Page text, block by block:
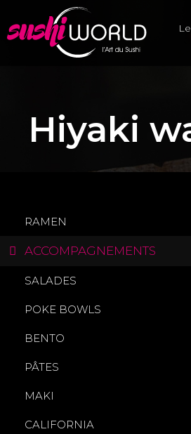
Hiyaki
RAMEN
ACCOMPAGNEMENTS
SALADES
POKE BOWLS
BENTO
PÂTES
MAKI
CALIFORNIA